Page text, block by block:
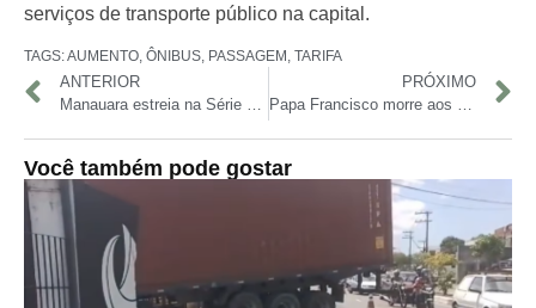
serviços de transporte público na capital.
TAGS:AUMENTO ÔNIBUS PASSAGEM TARIFA
ANTERIOR
Manauara estreia na Série D com empate em casa diante do Independência-AC
PRÓXIMO
Papa Francisco morre aos 88 anos no Vaticano
Você também pode gostar